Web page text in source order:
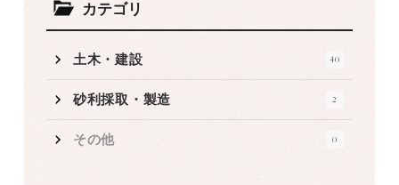
カテゴリ
土木・建設 40
砂利採取・製造 2
その他 0